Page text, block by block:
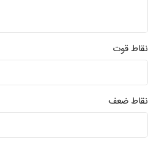
نقاط قوت
نقاط ضعف